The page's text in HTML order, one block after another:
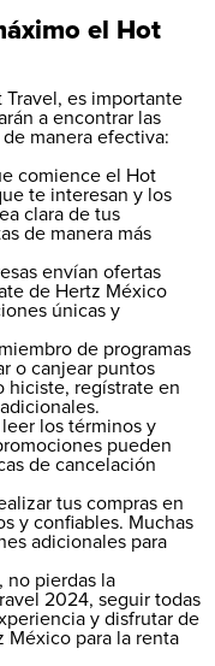
el Hot
Travel, es importante
a encontrar las
manera efectiva:
comience el Hot
te interesan y los
clara de tus
de manera más
envían ofertas
de Hertz México
únicas y
de programas
o canjear puntos
hiciste, regístrate en
los términos y
pueden
de cancelación
tus compras en
y confiables. Muchas
adicionales para
no pierdas la
2024, seguir todas
y disfrutar de
México para la renta